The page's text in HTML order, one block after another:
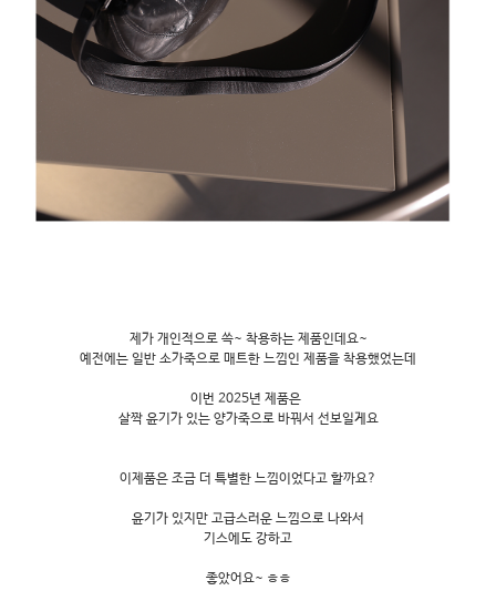
제가 개인적으로 쓱~ 착용하는 제품인데요~
예전에는 일반 소가죽으로 매트한 느낌인 제품을 착용했었는데
이번 2025년 제품은
살짝 윤기가 있는 양가죽으로 바꿔서 선보일게요
이제품은 조금 더 특별한 느낌이었다고 할까요?
윤기가 있지만 고급스러운 느낌으로 나와서
기스에도 강하고
좋았어요~ ㅎㅎ